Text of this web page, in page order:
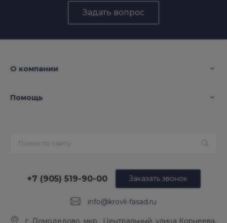
Задать вопрос
О компании
Помощь
info@krovli-fasad.ru
+7 (905) 519-90-00
г. Домодедово, мкр . Центральный, улица Корнеева,
Заказать звонок